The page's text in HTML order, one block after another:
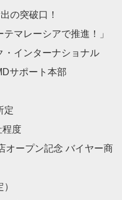
の突破口！
マレーシアで推進！」
・インターナショナル
サポート本部
定
度
オープン記念 バイヤー商